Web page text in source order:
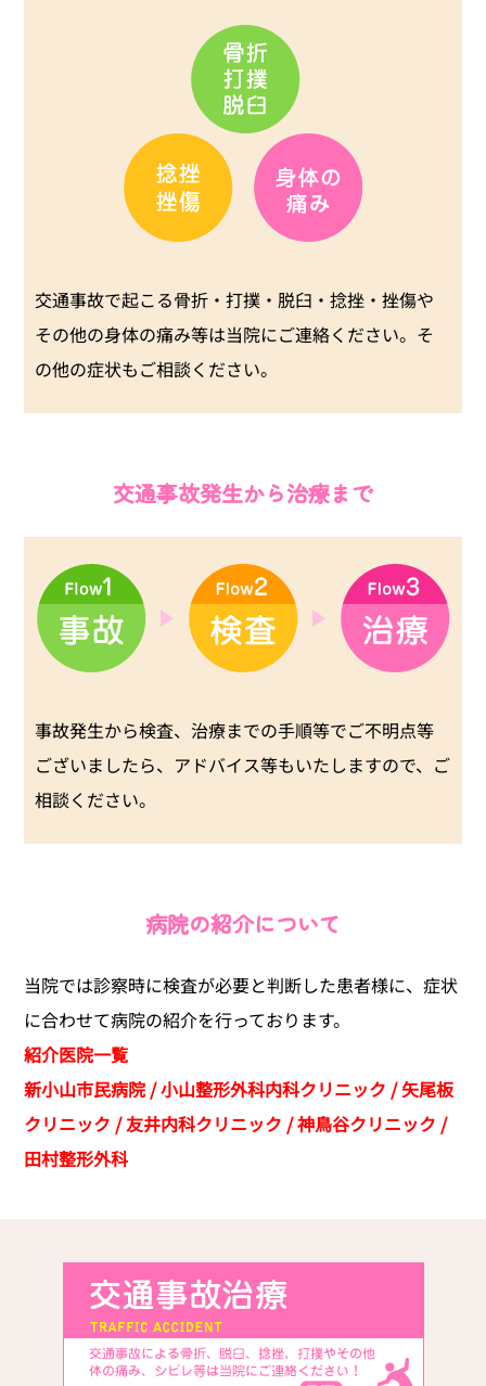
交通事故で起こる骨折・打撲・脱臼・捻挫・挫傷や
その他の身体の痛み等は当院にご連絡ください。そ
の他の症状もご相談ください。
交通事故発生から治療まで
事故発生から検査、治療までの手順等でご不明点等
ございましたら、アドバイス等もいたしますので、ご
相談ください。
病院の紹介について
当院では診察時に検査が必要と判断した患者様に、症状
に合わせて病院の紹介を行っております。
紹介医院一覧
新小山市民病院 / 小山整形外科内科クリニック / 矢尾板
クリニック / 友井内科クリニック / 神鳥谷クリニック /
田村整形外科